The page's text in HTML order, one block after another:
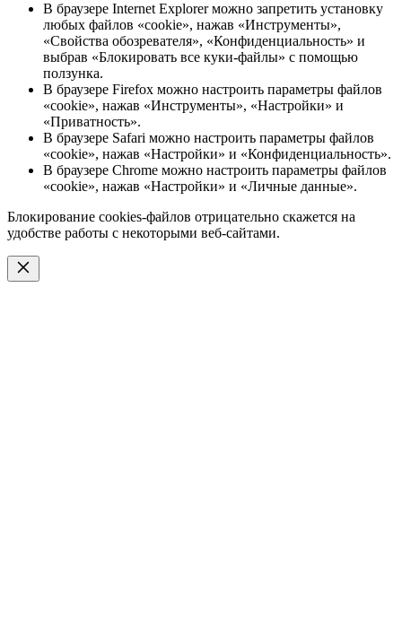
В браузере Internet Explorer можно запретить установку
любых файлов «cookie», нажав «Инструменты»,
«Свойства обозревателя», «Конфиденциальность» и
выбрав «Блокировать все куки-файлы» с помощью
ползунка.
В браузере Firefox можно настроить параметры файлов
«cookie», нажав «Инструменты», «Настройки» и
«Приватность».
В браузере Safari можно настроить параметры файлов
«cookie», нажав «Настройки» и «Конфиденциальность».
В браузере Chrome можно настроить параметры файлов
«cookie», нажав «Настройки» и «Личные данные».
Блокирование cookies-файлов отрицательно скажется на
удобстве работы с некоторыми веб-сайтами.